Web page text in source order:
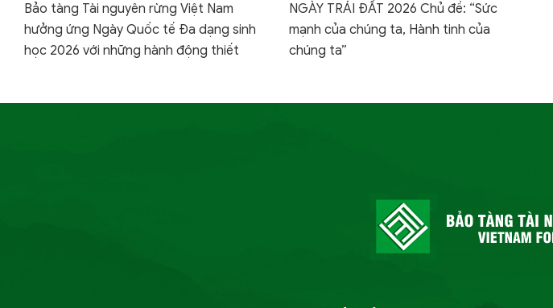
Bảo tàng Tài nguyên rừng Việt Nam
hưởng ứng Ngày Quốc tế Đa dạng sinh
học 2026 với những hành động thiết
NGÀY TRÁI ĐẤT 2026 Chủ đề: “Sức
mạnh của chúng ta, Hành tinh của
chúng ta”